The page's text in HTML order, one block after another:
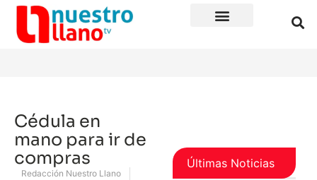
Cédula en
mano para ir de
compras
Redacción Nuestro Llano
Últimas Noticias